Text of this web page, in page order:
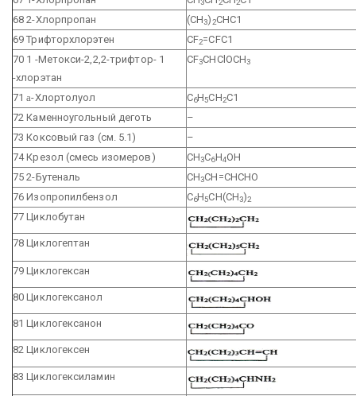
3 2 2
68 2-Хлорпропан
(СН3)2СНС1
69 Трифторхлорэтен
CF2=CFC1
70 1 -Метокси-2,2,2-трифтор- 1
-хлорэтан
СF3СНСlOСН3
71a-Хлортолуол С6Н5СН2С1
72 Каменноугольный деготь
–
73 Коксовый газ (см. 5.1)
–
74 Крезол (смесь изомеров)
СН3С6Н4ОН
75 2-Бутеналь
СН3СН=СНСНО
76 Изопропилбензол
С6Н5СН(СН3)2
77 Циклобутан
78 Циклогептан
79 Циклогексан
80 Циклогексанол
81 Циклогексанон
82 Циклогексен
83 Циклогексиламин